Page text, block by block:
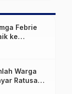
Febrie
ke
Warga
Ratusan